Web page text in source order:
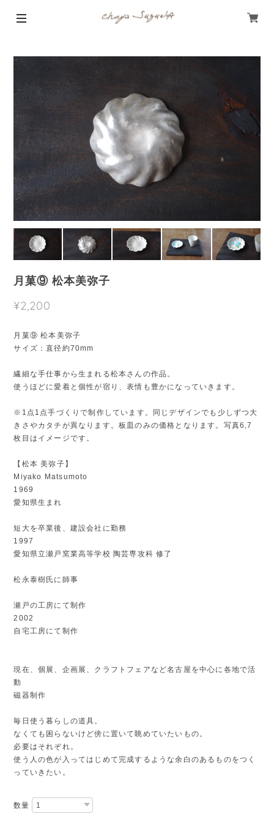
月菓⑨ 松本美弥子
¥2,200
月菓⑨ 松本美弥子
サイズ：直径約70mm
繊細な手仕事から生まれる松本さんの作品。
使うほどに愛着と個性が宿り、表情も豊かになっていきます。
※1点1点手づくりで制作しています。同じデザインでも少しずつ大
きさやカタチが異なります。板皿のみの価格となります。写真6,7
枚目はイメージです。
【松本 美弥子】
Miyako Matsumoto
1969
愛知県生まれ
短大を卒業後、建設会社に勤務
1997
愛知県立瀬戸窯業高等学校 陶芸専攻科 修了
松永泰樹氏に師事
瀬戸の工房にて制作
2002
自宅工房にて制作
現在、個展、企画展、クラフトフェアなど名古屋を中心に各地で活
動
磁器制作
毎日使う暮らしの道具。
なくても困らないけど傍に置いて眺めていたいもの。
必要はそれぞれ。
使う人の色が入ってはじめて完成するような余白のあるものをつく
っていきたい。
数量